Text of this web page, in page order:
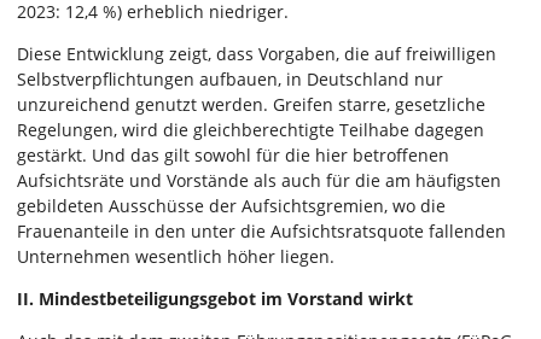
2023: 12,4 %) erheblich niedriger.
Diese Entwicklung zeigt, dass Vorgaben, die auf freiwilligen
Selbstverpflichtungen aufbauen, in Deutschland nur
unzureichend genutzt werden. Greifen starre, gesetzliche
Regelungen, wird die gleichberechtigte Teilhabe dagegen
gestärkt. Und das gilt sowohl für die hier betroffenen
Aufsichtsräte und Vorstände als auch für die am häufigsten
gebildeten Ausschüsse der Aufsichtsgremien, wo die
Frauenanteile in den unter die Aufsichtsratsquote fallenden
Unternehmen wesentlich höher liegen.
II. Mindestbeteiligungsgebot im Vorstand wirkt